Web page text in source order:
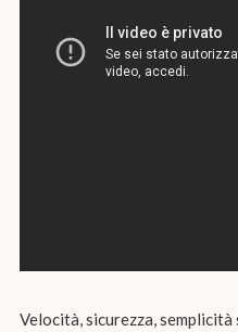
Velocità, sicurezza,